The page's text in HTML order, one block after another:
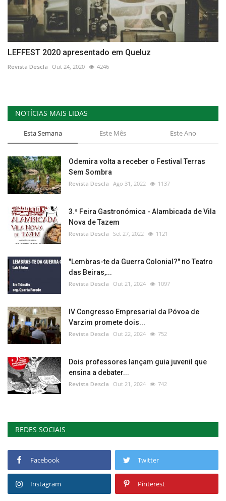
LEFFEST 2020 apresentado em Queluz
Revista Descla Out 24, 2020 4246
NOTÍCIAS MAIS LIDAS
Esta Semana Este Mês Este Ano
Odemira volta a receber o Festival Terras
Sem Sombra
Revista Descla Ago 31, 2022 1137
3.ª Feira Gastronómica - Alambicada de Vila
Nova de Tazem
Revista Descla Set 27, 2022 1121
"Lembras-te da Guerra Colonial?" no Teatro
das Beiras,...
Revista Descla Out 21, 2024 1097
IV Congresso Empresarial da Póvoa de
Varzim promete dois...
Revista Descla Out 22, 2024 752
Dois professores lançam guia juvenil que
ensina a debater...
Revista Descla Out 21, 2024 742
REDES SOCIAIS
Facebook Twitter
Instagram Pinterest